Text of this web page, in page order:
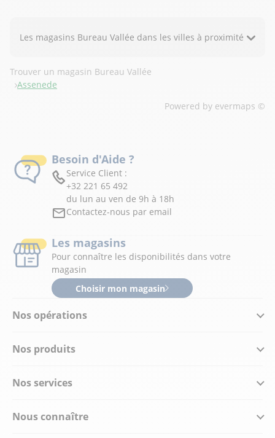
Les magasins Bureau Vallée dans les villes à proximité
Trouver un magasin Bureau Vallée
Assenede
Powered by evermaps ©
Nos opérations
Nos produits
Nos services
Nous connaître
Besoin d'Aide ?
Service Client :
+32 221 65 492
du lun au ven de 9h à 18h
Contactez-nous par email
Les magasins
Pour connaître les disponibilités dans votre
magasin
Choisir mon magasin